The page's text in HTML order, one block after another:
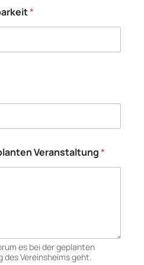
*
Veranstaltung*
es bei der geplanten
Vereinsheims geht.